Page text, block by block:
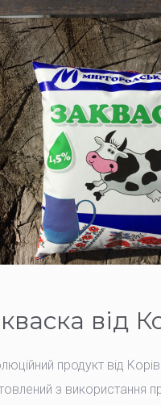
від
продукт від
з використання